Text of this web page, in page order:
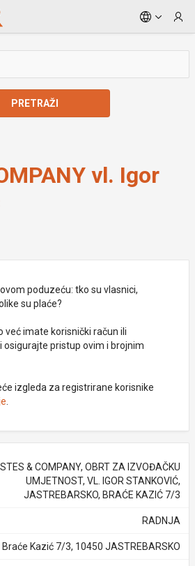
PRETRAŽI
vl. Igor
poduzeću: tko su vlasnici,
su plaće?
već imate korisnički račun ili
i osigurajte pristup ovim i brojnim
izgleda za registrirane korisnike
STES & COMPANY, OBRT ZA IZVOĐAČKU
UMJETNOST, VL. IGOR STANKOVIĆ,
JASTREBARSKO, BRAĆE KAZIĆ 7/3
RADNJA
Braće Kazić 7/3, 10450 JASTREBARSKO